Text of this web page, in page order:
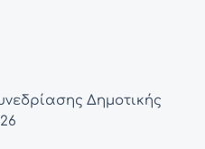
Δημοτικής